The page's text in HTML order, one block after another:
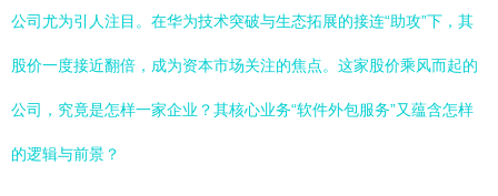
公司尤为引人注目。在华为技术突破与生态拓展的接连“助攻”下，其
股价一度接近翻倍，成为资本市场关注的焦点。这家股价乘风而起的
公司，究竟是怎样一家企业？其核心业务“软件外包服务”又蕴含怎样
的逻辑与前景？